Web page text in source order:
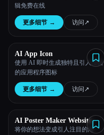
辑免费在线
更多细节 → 访问 ↗︎
AI App Icon
使用 AI 即时生成独特且引人注目
的应用程序图标
更多细节 → 访问 ↗︎
AI Poster Maker Website
将你的想法变成引人注目的海